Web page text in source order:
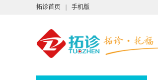
拓诊首页 手机版